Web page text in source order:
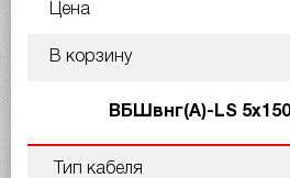
Цена
В корзину
ВБШвнг(A)-LS
Тип кабеля